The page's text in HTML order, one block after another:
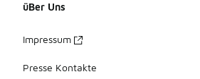
üBer Uns
Impressum
Presse Kontakte